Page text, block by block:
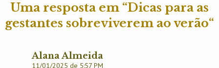
Uma resposta em “Dicas para as
gestantes sobreviverem ao verão“
Alana Almeida
11/01/2025 de 5:57 PM